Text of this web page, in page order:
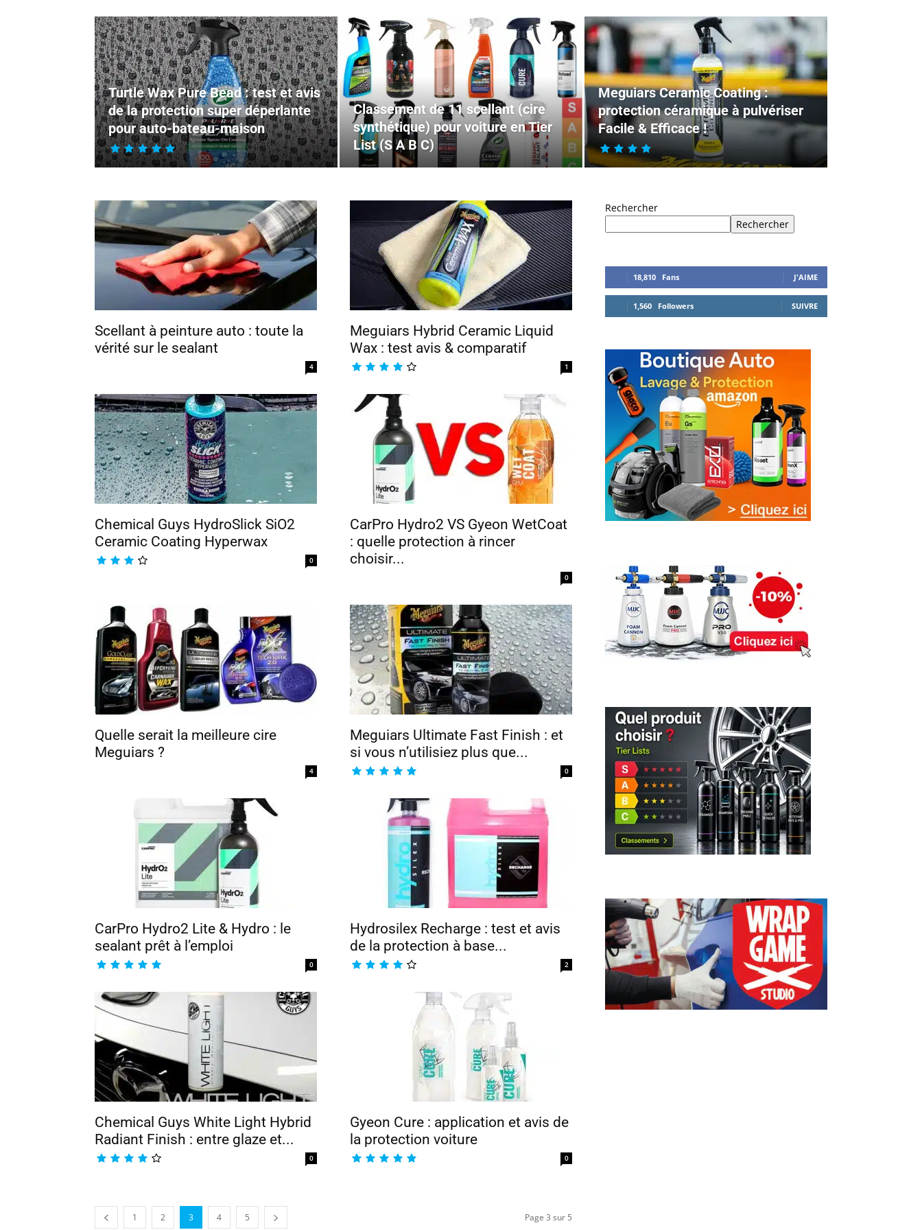
Turtle Wax Pure Bead : test et avis
de la protection super déperlante
pour auto-bateau-maison
Classement de 11 scellant (cire
synthétique) pour voiture en Tier
List (S A B C)
Meguiars Ceramic Coating :
protection céramique à pulvériser
Facile & Efficace !
Scellant à peinture auto : toute la
vérité sur le sealant
4
Meguiars Hybrid Ceramic Liquid
Wax : test avis & comparatif
1
Chemical Guys HydroSlick SiO2
Ceramic Coating Hyperwax
0
CarPro Hydro2 VS Gyeon WetCoat
: quelle protection à rincer
choisir...
0
Quelle serait la meilleure cire
Meguiars ?
4
Meguiars Ultimate Fast Finish : et
si vous n’utilisiez plus que...
0
CarPro Hydro2 Lite & Hydro : le
sealant prêt à l’emploi
0
Hydrosilex Recharge : test et avis
de la protection à base...
2
Chemical Guys White Light Hybrid
Radiant Finish : entre glaze et...
0
Gyeon Cure : application et avis de
la protection voiture
0
1 2 3 4 5 Page 3 sur 5
Rechercher
Rechercher
18,810 Fans J'AIME
1,560 Followers SUIVRE